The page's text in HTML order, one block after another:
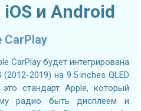
и Android
CarPlay
CarPlay будет интегрирована
2019) на 9.5 inches QLED
стандарт Apple, который
радио быть дисплеем и